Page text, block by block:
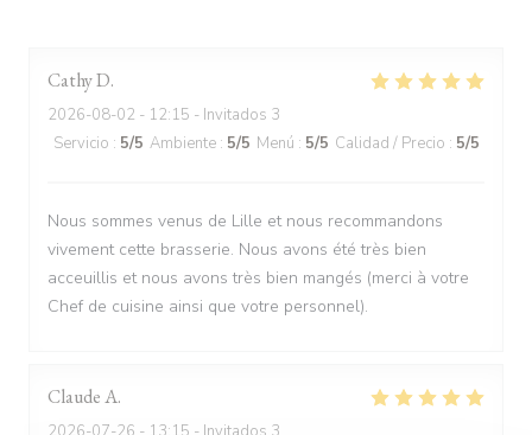
CathyD
2026-08-02 - 12:15 - Invitados 3
Servicio : 5/5 Ambiente : 5/5 Menú : 5/5 Calidad / Precio : 5/5
Nous sommes venus de Lille et nous recommandons
vivement cette brasserie. Nous avons été très bien
acceuillis et nous avons très bien mangés (merci à votre
Chef de cuisine ainsi que votre personnel).
ClaudeA